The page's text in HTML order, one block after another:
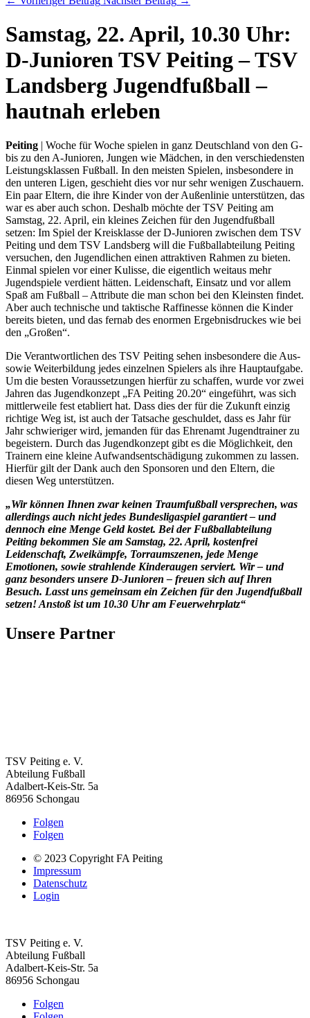
Samstag, 22. April, 10.30 Uhr:
D-Junioren TSV Peiting – TSV
Landsberg Jugendfußball –
hautnah erleben
Peiting | Woche für Woche spielen in ganz Deutschland von den G-
bis zu den A-Junioren, Jungen wie Mädchen, in den verschiedensten
Leistungsklassen Fußball. In den meisten Spielen, insbesondere in
den unteren Ligen, geschieht dies vor nur sehr wenigen Zuschauern.
Ein paar Eltern, die ihre Kinder von der Außenlinie unterstützen, das
war es aber auch schon. Deshalb möchte der TSV Peiting am
Samstag, 22. April, ein kleines Zeichen für den Jugendfußball
setzen: Im Spiel der Kreisklasse der D-Junioren zwischen dem TSV
Peiting und dem TSV Landsberg will die Fußballabteilung Peiting
versuchen, den Jugendlichen einen attraktiven Rahmen zu bieten.
Einmal spielen vor einer Kulisse, die eigentlich weitaus mehr
Jugendspiele verdient hätten. Leidenschaft, Einsatz und vor allem
Spaß am Fußball – Attribute die man schon bei den Kleinsten findet.
Aber auch technische und taktische Raffinesse können die Kinder
bereits bieten, und das fernab des enormen Ergebnisdruckes wie bei
den „Großen“.
Die Verantwortlichen des TSV Peiting sehen insbesondere die Aus-
sowie Weiterbildung jedes einzelnen Spielers als ihre Hauptaufgabe.
Um die besten Voraussetzungen hierfür zu schaffen, wurde vor zwei
Jahren das Jugendkonzept „FA Peiting 20.20“ eingeführt, was sich
mittlerweile fest etabliert hat. Dass dies der für die Zukunft einzig
richtige Weg ist, ist auch der Tatsache geschuldet, dass es Jahr für
Jahr schwieriger wird, jemanden für das Ehrenamt Jugendtrainer zu
begeistern. Durch das Jugendkonzept gibt es die Möglichkeit, den
Trainern eine kleine Aufwandsentschädigung zukommen zu lassen.
Hierfür gilt der Dank auch den Sponsoren und den Eltern, die
diesen Weg unterstützen.
„Wir können Ihnen zwar keinen Traumfußball versprechen, was
allerdings auch nicht jedes Bundesligaspiel garantiert – und
dennoch eine Menge Geld kostet. Bei der Fußballabteilung
Peiting bekommen Sie am Samstag, 22. April, kostenfrei
Leidenschaft, Zweikämpfe, Torraumszenen, jede Menge
Emotionen, sowie strahlende Kinderaugen serviert. Wir – und
ganz besonders unsere D-Junioren – freuen sich auf Ihren
Besuch. Lasst uns gemeinsam ein Zeichen für den Jugendfußball
setzen! Anstoß ist um 10.30 Uhr am Feuerwehrplatz“
Unsere Partner
TSV Peiting e. V.
Abteilung Fußball
Adalbert-Keis-Str. 5a
86956 Schongau
Folgen
Folgen
© 2023 Copyright FA Peiting
Impressum
Datenschutz
Login
TSV Peiting e. V.
Abteilung Fußball
Adalbert-Keis-Str. 5a
86956 Schongau
Folgen